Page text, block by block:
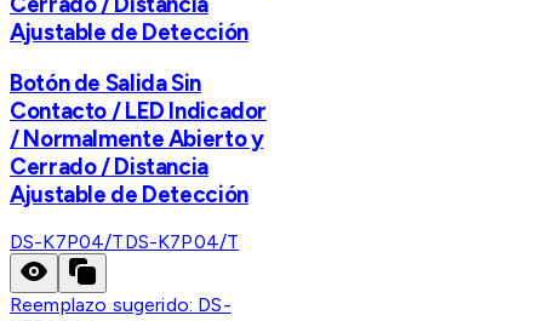
Ajustable de Detección
Botón de Salida Sin
Contacto / LED Indicador
/ Normalmente Abierto y
Cerrado / Distancia
Ajustable de Detección
DS-K7P04/TDS-K7P04/T
Reemplazo sugerido: DS-